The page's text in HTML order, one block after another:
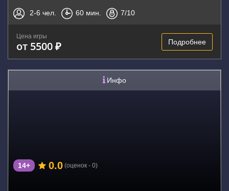
2-6 чел. 60 мин. 7/10
Цена игры
от 5500 ₽ Подробнее
Инфо
14+ 0.0 (оценок - 0)